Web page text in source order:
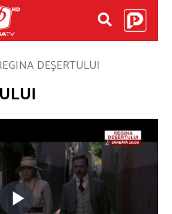
DEŞERTULUI